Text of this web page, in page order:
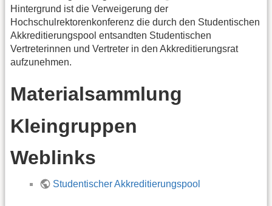
Hintergrund ist die Verweigerung der
Hochschulrektorenkonferenz die durch den Studentischen
Akkreditierungspool entsandten Studentischen
Vertreterinnen und Vertreter in den Akkreditierungsrat
aufzunehmen.
Materialsammlung
Kleingruppen
Weblinks
Studentischer Akkreditierungspool